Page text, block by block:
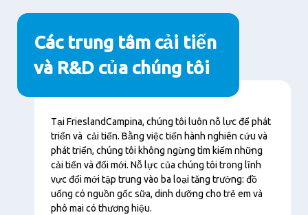
Các trung tâm cải tiến
và R&D của chúng tôi
Nội
dung
Tại FrieslandCampina, chúng tôi luôn nỗ lực để phát
triển và cải tiến. Bằng việc tiến hành nghiên cứu và
phát triển, chúng tôi không ngừng tìm kiếm những
cải tiến và đổi mới. Nỗ lực của chúng tôi trong lĩnh
vực đổi mới tập trung vào ba loại tăng trưởng: đồ
uống có nguồn gốc sữa, dinh dưỡng cho trẻ em và
phô mai có thương hiệu.